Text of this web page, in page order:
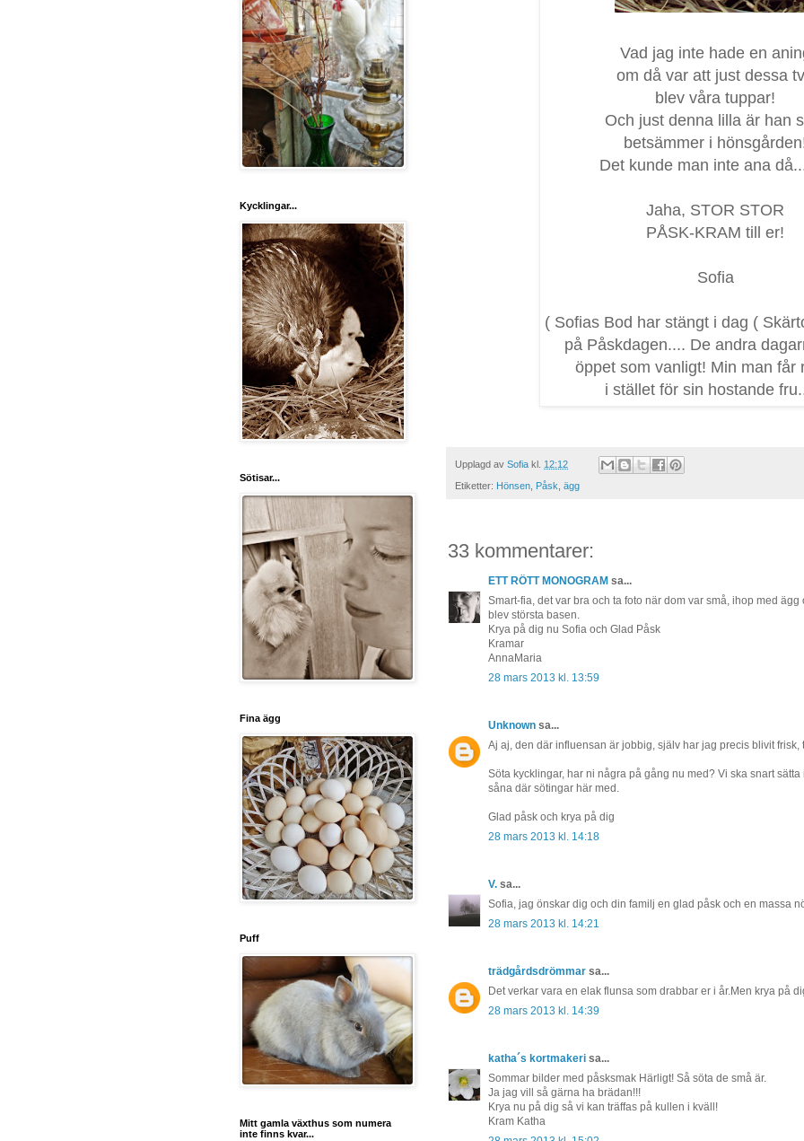
Vad jag inte hade en
om då var att just dessa
blev våra tuppar!
Och just denna lilla är han
betsämmer i
Det kunde man inte ana
Jaha, STOR STOR
PÅSK-KRAM till er!
Sofia
( Sofias Bod har stängt i dag (
på Påskdagen.... De andra
öppet som vanligt! Min man får
i stället för sin hostande
Upplagd av Sofia kl. 12:12
Etiketter: Hönsen, Påsk, ägg
33 kommentarer:
ETT RÖTT MONOGRAM sa...
Smart-fia, det var bra och ta foto när dom var små, ihop med
blev största basen.
Krya på dig nu Sofia och Glad Påsk
Kramar
AnnaMaria
28 mars 2013 kl. 13:59
Unknown sa...
Aj aj, den där influensan är jobbig, själv har jag precis blivit frisk,
Söta kycklingar, har ni några på gång nu med? Vi ska snart
såna där sötingar här med.
Glad påsk och krya på dig
28 mars 2013 kl. 14:18
V. sa...
Sofia, jag önskar dig och din familj en glad påsk och en massa
28 mars 2013 kl. 14:21
trädgårdsdrömmar sa...
Det verkar vara en elak flunsa som drabbar er i år.Men krya på
28 mars 2013 kl. 14:39
katha´s kortmakeri sa...
Sommar bilder med påsksmak Härligt! Så söta de små är.
Ja jag vill så gärna ha brädan!!!
Krya nu på dig så vi kan träffas på kullen i kväll!
Kram Katha
Kycklingar...
Sötisar...
Fina ägg
Puff
Mitt gamla växthus som numera
inte finns kvar...